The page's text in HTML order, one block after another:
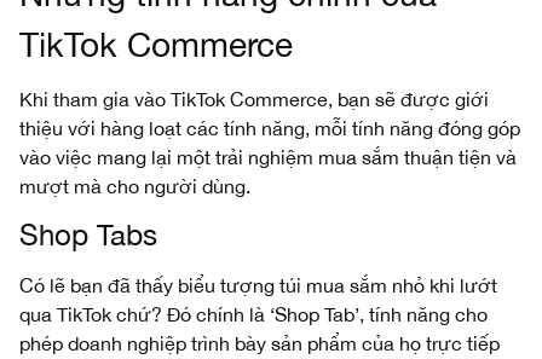
TikTok Commerce
Khi tham gia vào TikTok Commerce, bạn sẽ được giới
thiệu với hàng loạt các tính năng, mỗi tính năng đóng góp
vào việc mang lại một trải nghiệm mua sắm thuận tiện và
mượt mà cho người dùng.
Shop Tabs
Có lẽ bạn đã thấy biểu tượng túi mua sắm nhỏ khi lướt
qua TikTok chứ? Đó chính là ‘Shop Tab’, tính năng cho
phép doanh nghiệp trình bày sản phẩm của họ trực tiếp